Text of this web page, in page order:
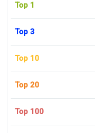
Top 1
Top 3
Top 10
Top 20
Top 100